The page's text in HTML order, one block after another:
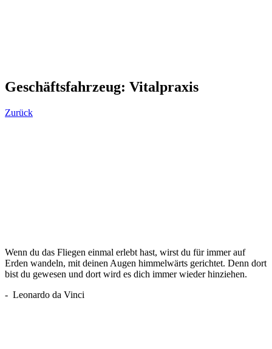
Geschäftsfahrzeug: Vitalpraxis
Zurück
Wenn du das Fliegen einmal erlebt hast, wirst du für immer auf
Erden wandeln, mit deinen Augen himmelwärts gerichtet. Denn dort
bist du gewesen und dort wird es dich immer wieder hinziehen.
- Leonardo da Vinci